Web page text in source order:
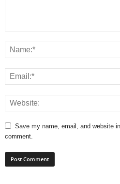
Save my name, email, and website
comment.